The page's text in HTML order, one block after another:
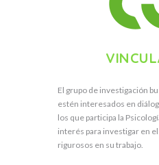
El grupo de investigación
estén interesados en
los que participa la
interés para investigar en
rigurosos en su trabajo.